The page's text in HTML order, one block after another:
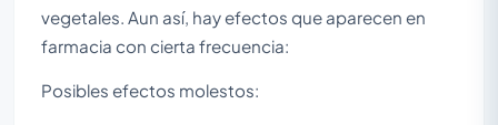
vegetales. Aun así, hay efectos que aparecen en
farmacia con cierta frecuencia:
Posibles efectos molestos: